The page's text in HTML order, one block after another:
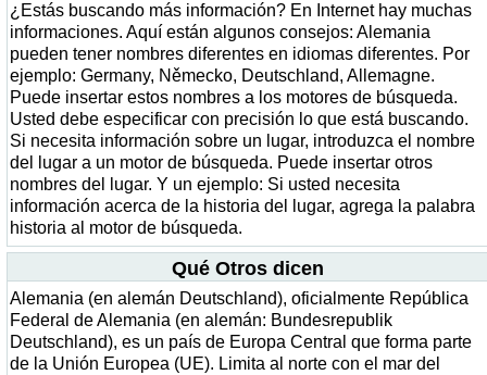
¿Estás buscando más información? En Internet hay muchas
informaciones. Aquí están algunos consejos: Alemania
pueden tener nombres diferentes en idiomas diferentes. Por
ejemplo: Germany, Německo, Deutschland, Allemagne.
Puede insertar estos nombres a los motores de búsqueda.
Usted debe especificar con precisión lo que está buscando.
Si necesita información sobre un lugar, introduzca el nombre
del lugar a un motor de búsqueda. Puede insertar otros
nombres del lugar. Y un ejemplo: Si usted necesita
información acerca de la historia del lugar, agrega la palabra
historia al motor de búsqueda.
Qué Otros dicen
Alemania (en alemán Deutschland), oficialmente República
Federal de Alemania (en alemán: Bundesrepublik
Deutschland), es un país de Europa Central que forma parte
de la Unión Europea (UE). Limita al norte con el mar del